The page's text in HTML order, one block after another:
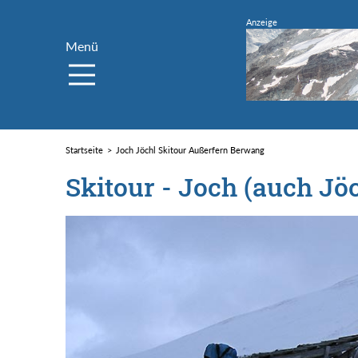
Menü
Startseite Joch Jöchl Skitour Außerfern Berwang
Skitour - Joch (auch